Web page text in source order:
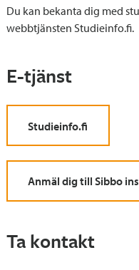
Du kan bekanta dig med
webbtjänsten Studieinfo.fi.
E-tjänst
Studieinfo.fi
Anmäl dig till Sibbo
Ta kontakt